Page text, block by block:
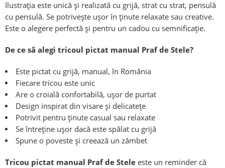
Ilustrația este unică și realizată cu grijă, strat cu strat, pensulă
cu pensulă. Se potrivește ușor în ținute relaxate sau creative.
Este o alegere perfectă și pentru un cadou cu semnificație.
De ce să alegi tricoul pictat manual Praf de Stele?
Este pictat cu grijă, manual, în România
Fiecare tricou este unic
Are o croială confortabilă, ușor de purtat
Design inspirat din visare și delicatețe
Potrivit pentru ținute casual sau relaxate
Se întreține ușor dacă este spălat cu grijă
Spune o poveste și creează un zâmbet
Tricou pictat manual Praf de Stele este un reminder că